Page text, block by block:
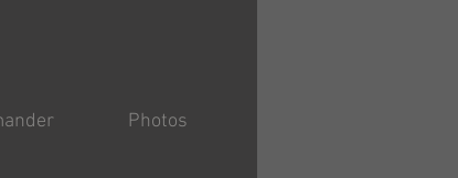
Photos